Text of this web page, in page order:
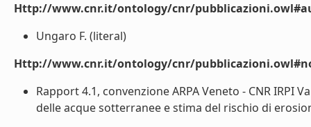
Http://www.cnr.it/ontology/cnr/
Ungaro F. (literal)
Http://www.cnr.it/ontology/cnr/
Rapport 4.1, convenzione ARPA Veneto - CNR IRPI
delle acque sotterranee e stima del rischio di